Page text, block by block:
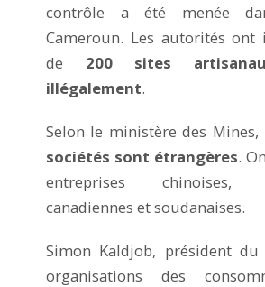
contrôle a été menée
Cameroun. Les autorités ont
de 200 sites
illégalement.
Selon le ministère des Mines,
sociétés sont étrangères.
entreprises chinoises,
canadiennes et soudanaises.
Simon Kaldjob, président du
organisations des